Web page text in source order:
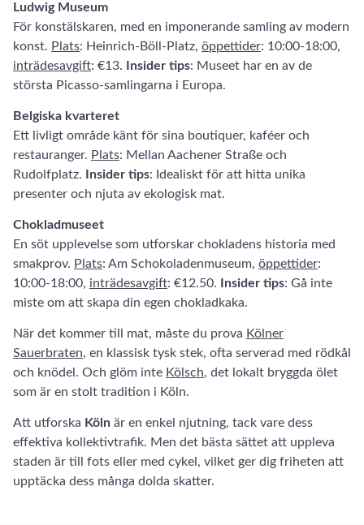
Ludwig Museum
För konstälskaren, med en imponerande samling av modern
konst. Plats: Heinrich-Böll-Platz, öppettider: 10:00-18:00,
inträdesavgift: €13. Insider tips: Museet har en av de
största Picasso-samlingarna i Europa.
Belgiska kvarteret
Ett livligt område känt för sina boutiquer, kaféer och
restauranger. Plats: Mellan Aachener Straße och
Rudolfplatz.
Insider tips: Idealiskt för att hitta unika
presenter och njuta av ekologisk mat.
Chokladmuseet
En söt upplevelse som utforskar chokladens historia med
smakprov. Plats: Am Schokoladenmuseum, öppettider:
10:00-18:00, inträdesavgift: €12.50. Insider tips: Gå inte
miste om att skapa din egen chokladkaka.
När det kommer till mat, måste du prova Kölner
Sauerbraten, en klassisk tysk stek, ofta serverad med rödkål
och knödel. Och glöm inte Kölsch, det lokalt bryggda ölet
som är en stolt tradition i Köln.
Att utforska Köln är en enkel njutning, tack vare dess
effektiva kollektivtrafik. Men det bästa sättet att uppleva
staden är till fots eller med cykel, vilket ger dig friheten att
upptäcka dess många dolda skatter.